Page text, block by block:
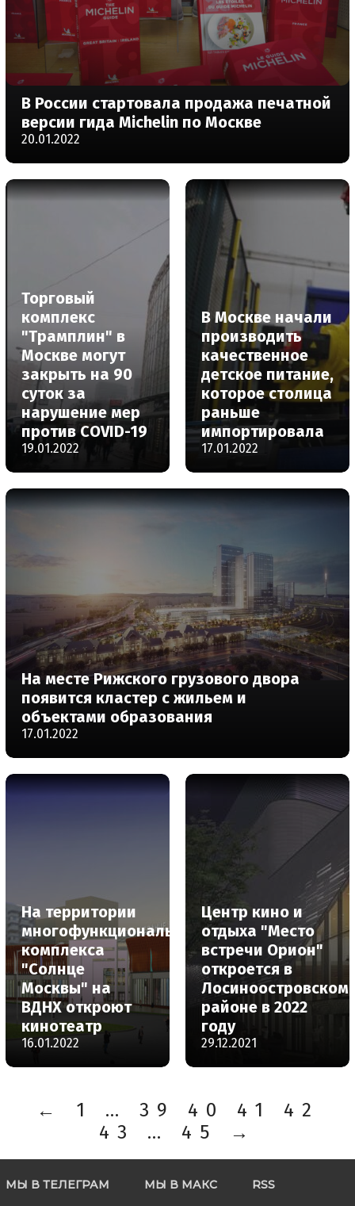
В России стартовала продажа печатной
версии гида Michelin по Москве
20.01.2022
Торговый
комплекс
"Трамплин" в
Москве могут
закрыть на 90
суток за
нарушение мер
против COVID-19
19.01.2022
В Москве начали
производить
качественное
детское питание,
которое столица
раньше
импортировала
17.01.2022
На месте Рижского грузового двора
появится кластер с жильем и
объектами образования
17.01.2022
На территории
многофункционального
комплекса
"Солнце
Москвы" на
ВДНХ откроют
кинотеатр
16.01.2022
Центр кино и
отдыха "Место
встречи Орион"
откроется в
Лосиноостровском
районе в 2022
году
29.12.2021
← 1 … 39 40 41
42
43
… 45 →
МЫ В ТЕЛЕГРАМ МЫ В МАКС RSS